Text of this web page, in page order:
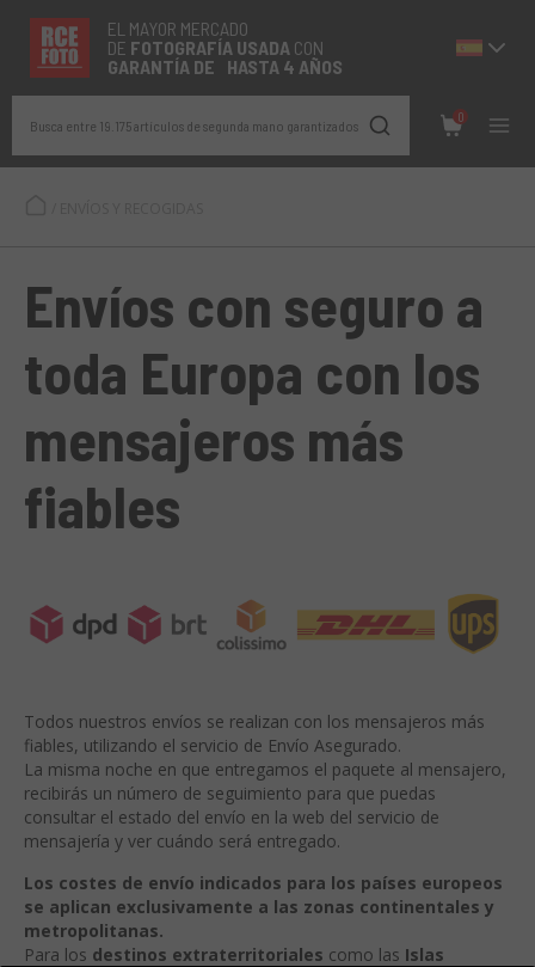
EL MAYOR MERCADO
DE FOTOGRAFÍA USADA CON
GARANTÍA DE HASTA 4 AÑOS
Busca entre 19.175 artículos de segunda mano garantizados
0
Envíos con seguro a
toda Europa con los
mensajeros más
fiables
Todos nuestros envíos se realizan con los mensajeros más
fiables, utilizando el servicio de Envío Asegurado.
La misma noche en que entregamos el paquete al mensajero,
recibirás un número de seguimiento para que puedas
consultar el estado del envío en la web del servicio de
mensajería y ver cuándo será entregado.
Los costes de envío indicados para los países europeos
se aplican exclusivamente a las zonas continentales y
metropolitanas.
Para los destinos extraterritoriales como las Islas